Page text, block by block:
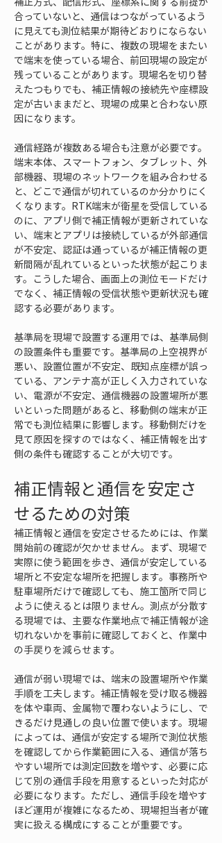
合っていないと、通信はつながっているよう
に見えても測位結果が期待どおりにならない
ことがあります。特に、複数の現場をまたい
で端末を使っている場合、前回現場の設定が
残っていることがあります。現場名を切り替
えたつもりでも、補正情報の接続先や座標設
定が古いままだと、現場の成果と合わない原
因になります。
通信経路が複数ある場合も注意が必要です。
端末本体、スマートフォン、タブレット、外
部機器、現場のネットワークを組み合わせる
と、どこで通信が切れているのか分かりにく
くなります。RTK端末が衛星を受信している
のに、アプリ側で補正情報が更新されていな
い、端末とアプリは接続しているが外部通信
が不安定、認証は通っているが補正情報の更
新間隔が乱れているといった状態が起こりま
す。こうした場合、画面上の測位モードだけ
でなく、補正情報の受信状態や更新状況も確
認する必要があります。
基準局を現場で設置する運用では、基準局側
の設置条件も重要です。基準局の上空視界が
悪い、設置位置が不安定、既知点座標が誤っ
ている、アンテナ高が正しく入力されていな
い、電源が不安定、通信機器の設置場所が悪
いといった問題があると、移動側の端末が正
常でも測位結果に影響します。移動側だけを
見て原因を探すのではなく、補正情報を出す
側の条件も確認することが大切です。
補正情報と通信を安定さ
せるための対策
補正情報と通信を安定させるためには、作業
開始前の確認が欠かせません。まず、現場で
実際に使う範囲を歩き、通信が安定している
場所と不安定な場所を把握します。事務所や
駐車場所だけで確認しても、施工箇所で同じ
ように使えるとは限りません。測点が分散す
る現場では、主要な作業地点で補正情報が途
切れないかを事前に確認しておくと、作業中
の手戻りを減らせます。
通信が弱い現場では、端末の設置場所や作業
手順を工夫します。補正情報を受け取る機器
を体や車両、金属物で覆わないようにし、で
きるだけ見通しの良い位置で使います。現場
によっては、通信が安定する場所で測位状態
を確認してから作業範囲に入る、通信が落ち
やすい場所では測定回数を増やす、必要に応
じて別の通信手段を用意するといった対応が
必要になります。ただし、通信手段を増やす
ほど運用が複雑になるため、現場担当者が確
実に扱える構成にすることが重要です。